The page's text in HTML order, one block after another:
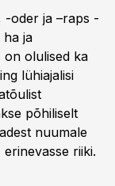
-oder ja –raps -
ja
on olulised ka
lühiajalisi
põhiliselt
nuumale
riiki.